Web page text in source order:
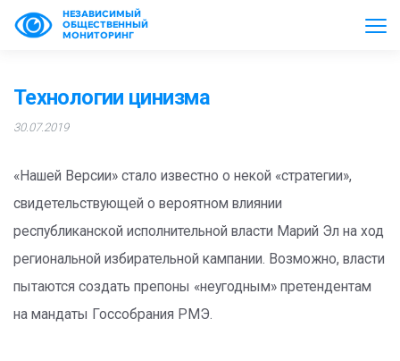
НЕЗАВИСИМЫЙ
ОБЩЕСТВЕННЫЙ
МОНИТОРИНГ
Технологии цинизма
30.07.2019
«Нашей Версии» стало известно о некой «стратегии»,
свидетельствующей о вероятном влиянии
республиканской исполнительной власти Марий Эл на ход
региональной избирательной кампании. Возможно, власти
пытаются создать препоны «неугодным» претендентам
на мандаты Госсобрания РМЭ.